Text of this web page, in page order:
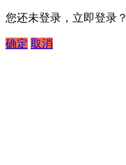
您还未登录，立即登录？
确定 取消